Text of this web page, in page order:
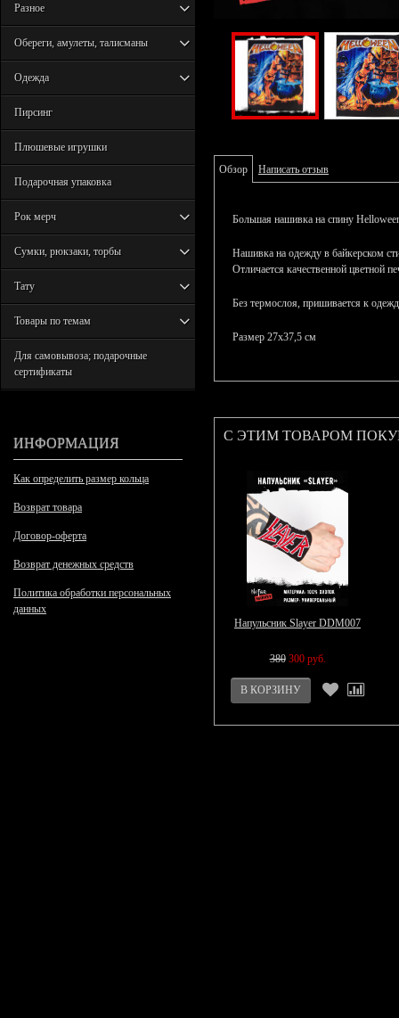
Разное
Обереги, амулеты, талисманы
Одежда
Пирсинг
Плюшевые игрушки
Подарочная упаковка
Рок мерч
Сумки, рюкзаки, торбы
Тату
Товары по темам
Для самовывоза; подарочные
сертификаты
ИНФОРМАЦИЯ
Как определить размер кольца
Возврат товара
Договор-оферта
Возврат денежных средств
Политика обработки персональных
данных
Обзор Написать отзыв
Большая нашивка на спину
Нашивка на одежду в байкерском
Отличается качественной цветной
Без термослоя, пришивается к
Размер 27х37,5 см
С ЭТИМ ТОВАРОМ
Напульсник Slayer DDM007
380 300 руб.